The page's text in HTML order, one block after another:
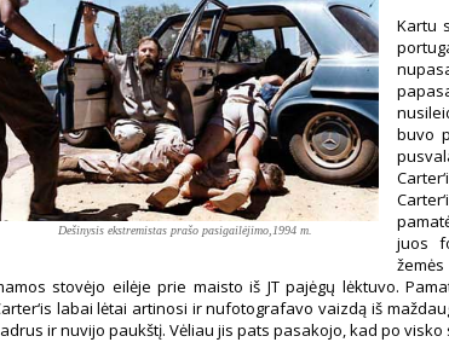
Dešinysis ekstremistas prašo pasigailėjimo,1994 m.
Kartu
buvo
juos
stovėjo eilėje prie maisto iš JT pajėgų lėktuvo.
labai lėtai artinosi ir nufotografavo vaizdą iš
ir nuvijo paukštį. Vėliau jis pats pasakojo, kad po visko